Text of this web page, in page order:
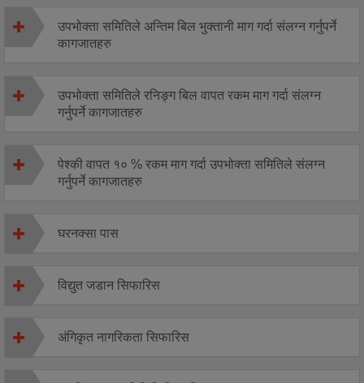
उपभोक्ता समितिले अन्तिम बिल भुक्तानी माग गर्दा संलग्न गर्नुपर्ने
कागजातहरु
उपभोक्ता समितिले रनिङ्ग बिल वापत रकम माग गर्दा संलग्न
गर्नुपर्ने कागजातहरु
पेश्की वापत १० % रकम माग गर्दा उपभोक्ता समितिले संलग्न
गर्नुपर्ने कागजातहरु
घरनक्सा पास
विद्युत जडान सिफारिस
अंगिकृत नागरिकता सिफारिस